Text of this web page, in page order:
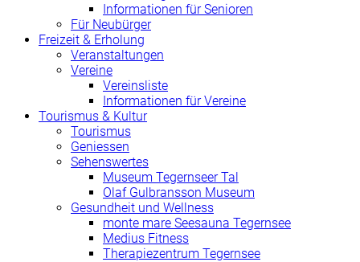
Informationen für Senioren
Für Neubürger
Freizeit & Erholung
Veranstaltungen
Vereine
Vereinsliste
Informationen für Vereine
Tourismus & Kultur
Tourismus
Geniessen
Sehenswertes
Museum Tegernseer Tal
Olaf Gulbransson Museum
Gesundheit und Wellness
monte mare Seesauna Tegernsee
Medius Fitness
Therapiezentrum Tegernsee